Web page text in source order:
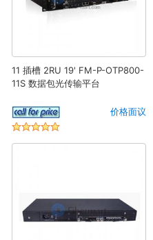
11 插槽 2RU 19' FM-P-OTP800-
11S 数据包光传输平台
价格面议